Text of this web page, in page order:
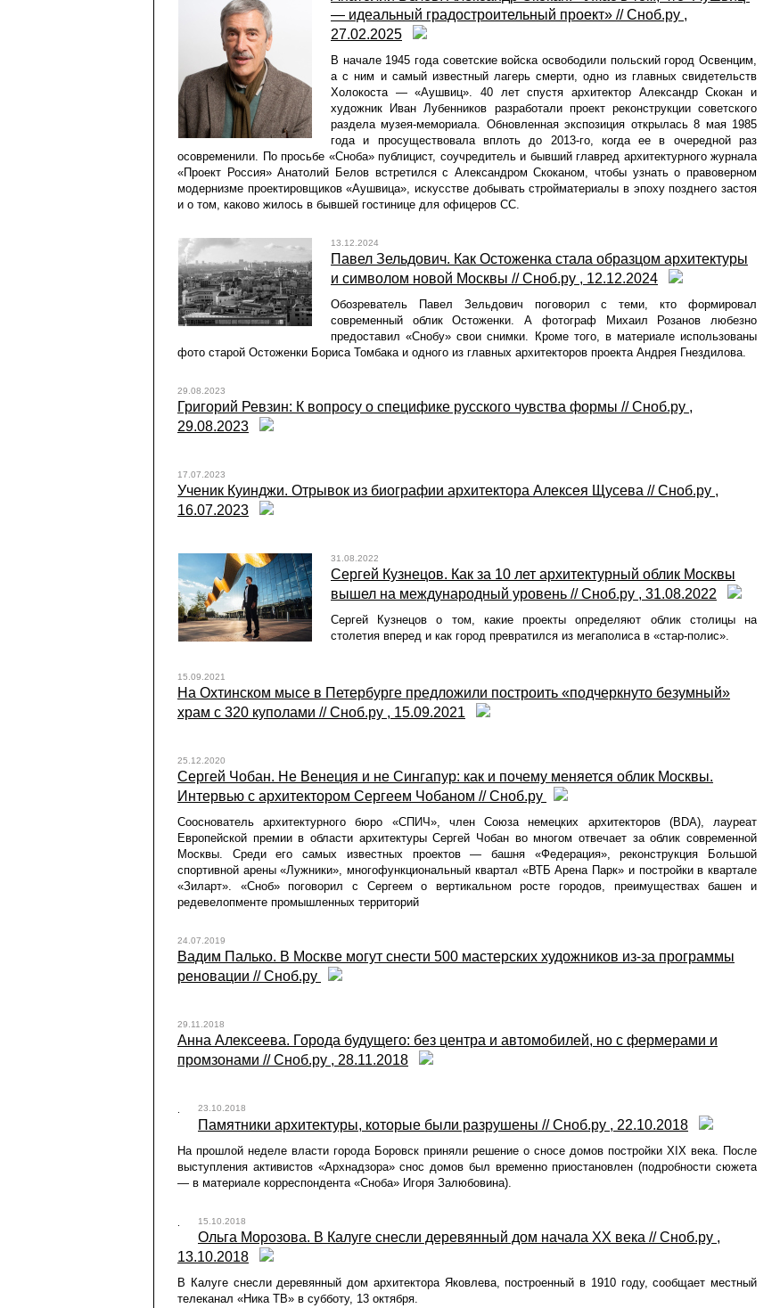
— идеальный градостроительный проект» // Сноб.ру ,
27.02.2025
В начале 1945 года советские войска освободили польский город Освенцим,
а с ним и самый известный лагерь смерти, одно из главных свидетельств
Холокоста — «Аушвиц». 40 лет спустя архитектор Александр Скокан и
художник Иван Лубенников разработали проект реконструкции советского
раздела музея-мемориала. Обновленная экспозиция открылась 8 мая 1985
года и просуществовала вплоть до 2013-го, когда ее в очередной раз
осовременили. По просьбе «Сноба» публицист, соучредитель и бывший главред архитектурного журнала
«Проект Россия» Анатолий Белов встретился с Александром Скоканом, чтобы узнать о правоверном
модернизме проектировщиков «Аушвица», искусстве добывать стройматериалы в эпоху позднего застоя
и о том, каково жилось в бывшей гостинице для офицеров СС.
13.12.2024
Павел Зельдович. Как Остоженка стала образцом архитектуры
и символом новой Москвы // Сноб.ру , 12.12.2024
Обозреватель Павел Зельдович поговорил с теми, кто формировал
современный облик Остоженки. А фотограф Михаил Розанов любезно
предоставил «Снобу» свои снимки. Кроме того, в материале использованы
фото старой Остоженки Бориса Томбака и одного из главных архитекторов проекта Андрея Гнездилова.
29.08.2023
Григорий Ревзин: К вопросу о специфике русского чувства формы // Сноб.ру ,
29.08.2023
17.07.2023
Ученик Куинджи. Отрывок из биографии архитектора Алексея Щусева // Сноб.ру ,
16.07.2023
31.08.2022
Сергей Кузнецов. Как за 10 лет архитектурный облик Москвы
вышел на международный уровень // Сноб.ру , 31.08.2022
Сергей Кузнецов о том, какие проекты определяют облик столицы на
столетия вперед и как город превратился из мегаполиса в «стар-полис».
15.09.2021
На Охтинском мысе в Петербурге предложили построить «подчеркнуто безумный»
храм с 320 куполами // Сноб.ру , 15.09.2021
25.12.2020
Сергей Чобан. Не Венеция и не Сингапур: как и почему меняется облик Москвы.
Интервью с архитектором Сергеем Чобаном // Сноб.ру
Сооснователь архитектурного бюро «СПИЧ», член Союза немецких архитекторов (BDA), лауреат
Европейской премии в области архитектуры Сергей Чобан во многом отвечает за облик современной
Москвы. Среди его самых известных проектов — башня «Федерация», реконструкция Большой
спортивной арены «Лужники», многофункциональный квартал «ВТБ Арена Парк» и постройки в квартале
«Зиларт». «Сноб» поговорил с Сергеем о вертикальном росте городов, преимуществах башен и
редевелопменте промышленных территорий
24.07.2019
Вадим Палько. В Москве могут снести 500 мастерских художников из-за программы
реновации // Сноб.ру
29.11.2018
Анна Алексеева. Города будущего: без центра и автомобилей, но с фермерами и
промзонами // Сноб.ру , 28.11.2018
23.10.2018
Памятники архитектуры, которые были разрушены // Сноб.ру , 22.10.2018
На прошлой неделе власти города Боровск приняли решение о сносе домов постройки XIX века. После
выступления активистов «Архнадзора» снос домов был временно приостановлен (подробности сюжета
— в материале корреспондента «Сноба» Игоря Залюбовина).
15.10.2018
Ольга Морозова. В Калуге снесли деревянный дом начала XX века // Сноб.ру ,
13.10.2018
В Калуге снесли деревянный дом архитектора Яковлева, построенный в 1910 году, сообщает местный
телеканал «Ника ТВ» в субботу, 13 октября.